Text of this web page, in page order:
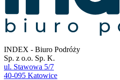
INDEX - Biuro Podróży
Sp. z o.o. Sp. K.
ul. Stawowa 5/7
40-095 Katowice